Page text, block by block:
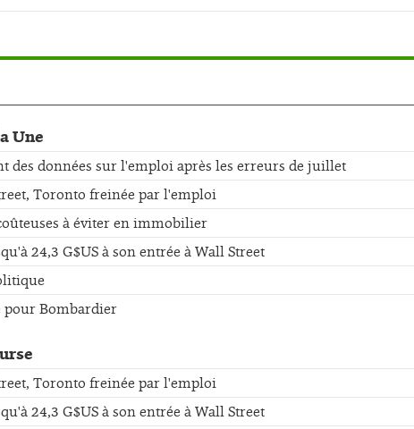
Une
des données sur l'emploi après les erreurs de juillet
Toronto freinée par l'emploi
à éviter en immobilier
24,3 G$US à son entrée à Wall Street
pour Bombardier
Toronto freinée par l'emploi
24,3 G$US à son entrée à Wall Street